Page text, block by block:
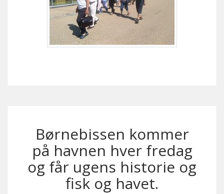
Børnebissen kommer
på havnen hver fredag
og får ugens historie og
fisk og havet.